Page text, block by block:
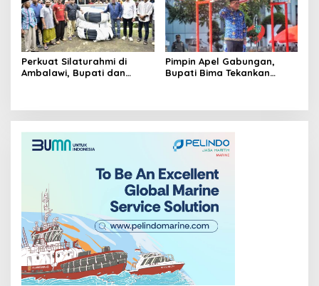
Perkuat Silaturahmi di
Ambalawi, Bupati dan
Pimpin Apel Gabungan,
Bupati Bima Tekankan